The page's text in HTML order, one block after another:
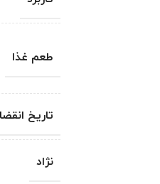
طعم غذا
تاریخ انقضا
نژاد